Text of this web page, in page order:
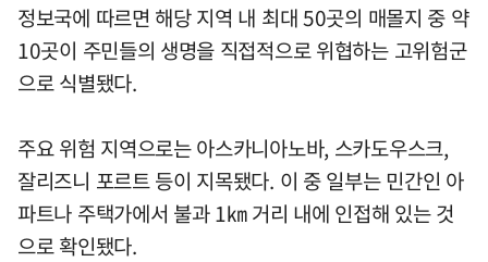
정보국에 따르면 해당 지역 내 최대 50곳의 매몰지 중 약
10곳이 주민들의 생명을 직접적으로 위협하는 고위험군
으로 식별됐다.
주요 위험 지역으로는 아스카니아노바, 스카도우스크,
잘리즈니 포르트 등이 지목됐다. 이 중 일부는 민간인 아
파트나 주택가에서 불과 1㎞ 거리 내에 인접해 있는 것
으로 확인됐다.